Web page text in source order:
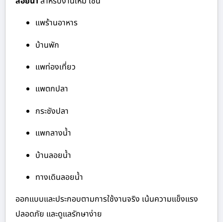
แพร้านอาหาร
บ้านพัก
แพท่องเที่ยว
แพตกปลา
กระชังปลา
แพกลางน้ำ
บ้านลอยน้ำ
ทางเดินลอยน้ำ
ออกแบบและประกอบตามการใช้งานจริง เน้นความแข็งแรง
ปลอดภัย และดูแลรักษาง่าย